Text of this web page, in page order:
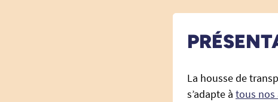
La housse de
s’adapte à tous nos